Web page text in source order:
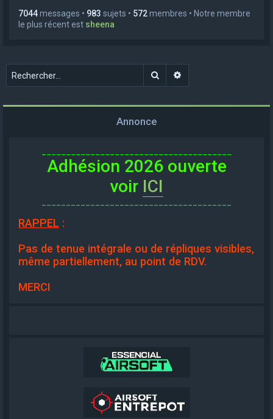
7044messages • 983 sujets • 572membres • Notre membre
le plus récent est sheena
Rechercher
Annonce
Adhésion 2026 ouverte
voir ICI
RAPPEL :
Pas de tenue intégrale ou de répliques visibles,
même partiellement, au point de RDV.
MERCI